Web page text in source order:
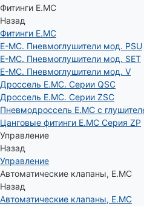
Фитинги E.MC
Назад
Фитинги E.MC
E-MC. Пневмоглушители мод. PSU
E-MC. Пневмоглушители мод. SET
E-MC. Пневмоглушители мод. V
Дроссель E.MC. Серии QSC
Дроссель E.MC. Серии ZSC
Пневмодроссель E.MC с
Цанговые фитинги E.MC Серия ZP
Управление
Назад
Управление
Автоматические клапаны, Е.МС
Назад
Автоматические клапаны, Е.МС